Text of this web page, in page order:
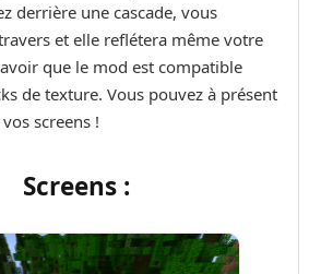
derrière une cascade, vous
et elle reflétera même votre
que le mod est compatible
de texture. Vous pouvez à présent
screens !
Screens :